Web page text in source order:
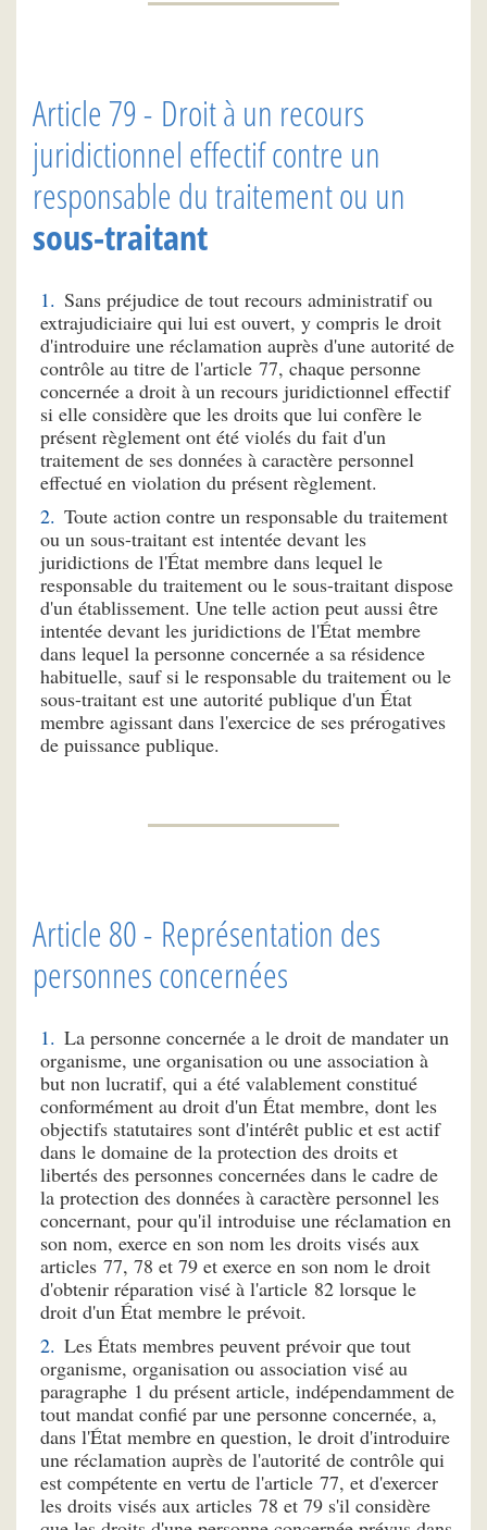
Article 79 - Droit à un recours
juridictionnel effectif contre un
responsable du traitement ou un
sous-traitant
Sans préjudice de tout recours administratif ou
extrajudiciaire qui lui est ouvert, y compris le droit
d'introduire une réclamation auprès d'une autorité de
contrôle au titre de l'article 77, chaque personne
concernée a droit à un recours juridictionnel effectif
si elle considère que les droits que lui confère le
présent règlement ont été violés du fait d'un
traitement de ses données à caractère personnel
effectué en violation du présent règlement.
Toute action contre un responsable du traitement
ou un sous-traitant est intentée devant les
juridictions de l'État membre dans lequel le
responsable du traitement ou le sous-traitant dispose
d'un établissement. Une telle action peut aussi être
intentée devant les juridictions de l'État membre
dans lequel la personne concernée a sa résidence
habituelle, sauf si le responsable du traitement ou le
sous-traitant est une autorité publique d'un État
membre agissant dans l'exercice de ses prérogatives
de puissance publique.
Article 80 - Représentation des
personnes concernées
La personne concernée a le droit de mandater un
organisme, une organisation ou une association à
but non lucratif, qui a été valablement constitué
conformément au droit d'un État membre, dont les
objectifs statutaires sont d'intérêt public et est actif
dans le domaine de la protection des droits et
libertés des personnes concernées dans le cadre de
la protection des données à caractère personnel les
concernant, pour qu'il introduise une réclamation en
son nom, exerce en son nom les droits visés aux
articles 77, 78 et 79 et exerce en son nom le droit
d'obtenir réparation visé à l'article 82 lorsque le
droit d'un État membre le prévoit.
Les États membres peuvent prévoir que tout
organisme, organisation ou association visé au
paragraphe 1 du présent article, indépendamment de
tout mandat confié par une personne concernée, a,
dans l'État membre en question, le droit d'introduire
une réclamation auprès de l'autorité de contrôle qui
est compétente en vertu de l'article 77, et d'exercer
les droits visés aux articles 78 et 79 s'il considère